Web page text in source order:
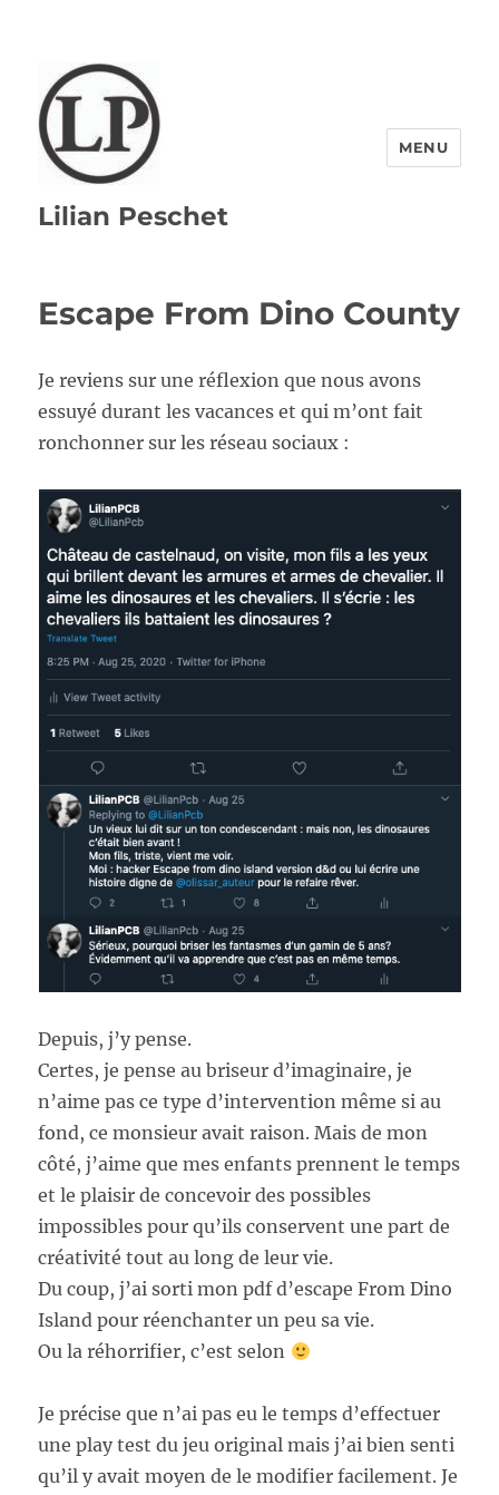
Lilian Peschet
MENU
Escape From Dino County
Je reviens sur une réflexion que nous avons
essuyé durant les vacances et qui m’ont fait
ronchonner sur les réseau sociaux :
Depuis, j’y pense.
Certes, je pense au briseur d’imaginaire, je
n’aime pas ce type d’intervention même si au
fond, ce monsieur avait raison. Mais de mon
côté, j’aime que mes enfants prennent le temps
et le plaisir de concevoir des possibles
impossibles pour qu’ils conservent une part de
créativité tout au long de leur vie.
Du coup, j’ai sorti mon pdf d’escape From Dino
Island pour réenchanter un peu sa vie.
Ou la réhorrifier, c’est selon
Je précise que n’ai pas eu le temps d’effectuer
une play test du jeu original mais j’ai bien senti
qu’il y avait moyen de le modifier facilement. Je